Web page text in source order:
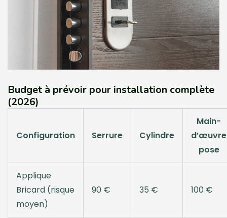
Budget à prévoir pour installation complète
(2026)
Configuration Serrure Cylindre
Main-
d’œuvre
pose
Applique
Bricard (risque
moyen)
90 € 35 € 100 €